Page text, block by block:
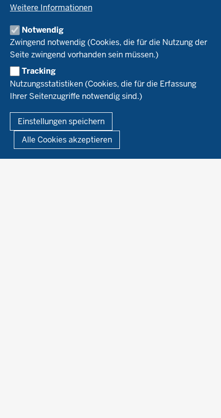
Weitere Informationen
Notwendig
Zwingend notwendig (Cookies, die für die Nutzung der
Seite zwingend vorhanden sein müssen.)
Tracking
Nutzungsstatistiken (Cookies, die für die Erfassung
Ihrer Seitenzugriffe notwendig sind.)
Einstellungen speichern
Alle Cookies akzeptieren
Umstellung
Recht
Bioland
Naturland
Leitbetriebe Ökologischer Landbau
Versuchsbetriebe
WRRL-Modellbetriebe
Kontakte Versuchswesen
Aktuelles
Arbeitsschwerpunkte
Ökoschule in Kleve
Ausbildungsbetriebe
Berufsausbildung
Forschung
Projekte Ökoteam
Forschungsergebnisse
Service
Kontakt
Newsletter
Demonstrationsbetriebe Ökologischer Landbau
Links
Fußzeile
Impressum Datenschutzerklärung